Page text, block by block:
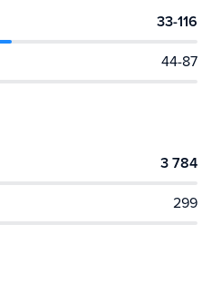
33-116
44-87
3 784
299